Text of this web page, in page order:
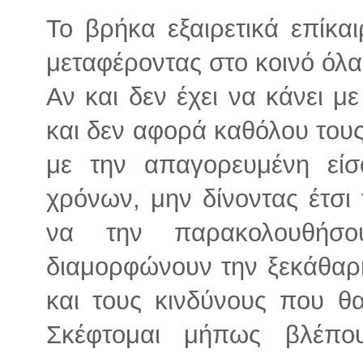
Το βρήκα εξαιρετικά
μεταφέροντας στο κοινό
Αν και δεν έχει να κάνει
και δεν αφορά καθόλου
με την απαγορευμένη
χρόνων, μην δίνοντας
να την
διαμορφώνουν την
και τους κινδύνους που
Σκέφτομαι μήπως